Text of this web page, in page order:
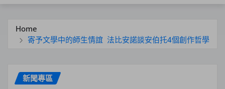
Home
寄予文學中的師生情誼 法比安諾談安伯托4個創作哲學
新聞專區